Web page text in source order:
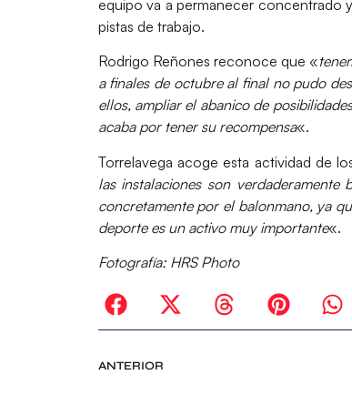
equipo va a permanecer concentrado
pistas de trabajo.
Rodrigo Reñones reconoce que «
a finales de octubre al final no pudo
ellos, ampliar el abanico de
acaba por tener su recompensa«.
Torrelavega acoge esta actividad de
las instalaciones son
concretamente por el balonmano, ya
deporte es un activo muy importante«.
Fotografía: HRS Photo
ANTERIOR